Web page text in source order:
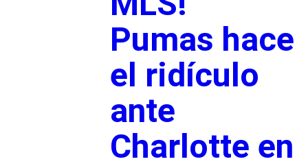
Pumas hace
el ridículo
ante
Charlotte en